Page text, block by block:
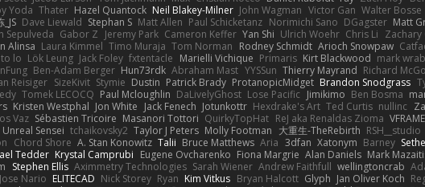
Yoda Thater Hazel Quantock Neil Blakey-Milner John Wagman Victor Gan Walter Bosse
Dave Liewald Stephan S Matt Allen Paul Schicketanz Norimichi Sano DGagster Matt
Sepulveda Gabor Z Jeremy Park Cameron Keffer Yan Shi Ulrich Woehr Chris Li
Alinsa Laura Kimmel Timo Muraja Tom Norman Rodney Schmidt Arioch Snowpaw
lo Lök Leung Jack Foley fxtentacle Marielli Vichique Primaris Kirt Blackwood mark
Ben-Adam Berger Hun73rdk Abraham Mast YYSSun Thierry Mayrand Richard
Reisiger SizeKivit Stymie Dustin Patrick Brady ProtanopicMidget Brandon Snodgrass
Tomek LECOCQ Paul Mcloughlin DaLivelyGhost Lose Pacific Jimikimo Ben Bosma
Kristen Westphal Jon White Jack Fenech Jotunkottr Hexdrake's Art Ted Curtis nullinc
Vaz Sébastien Tricoire Masanori Tottori QuirkyTopHat ReJ aka Renaldas Zioma VFRAME
Unreal Sensei tchaikovsky2 Taylor J Peters Molly Footman 大重生-TheRebirth RSH__studio
Chord Shore A. Stan Konowitz Talii Bruce Matthews Aria 3dfan Xatonym Barney
Tedder Krystal Camprubi Eugene Ovcharenko Fiona Margrie Alan Daniels Mark
Stephen Ellis Aximmetry Technologies Sarah Wiener Andrew Faithfull wellingtoncrab
Nario ELITECAD Nick Storey Ryan Kim Vitkus Bryan Halcott Glyph Jan Oliver Koch